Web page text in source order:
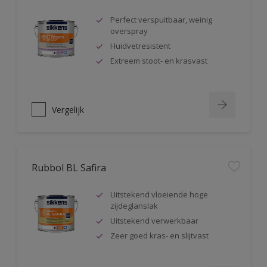
Perfect verspuitbaar, weinig
overspray
Huidvetresistent
Extreem stoot- en krasvast
Vergelijk
Rubbol BL Safira
Uitstekend vloeiende hoge
zijdeglanslak
Uitstekend verwerkbaar
Zeer goed kras- en slijtvast